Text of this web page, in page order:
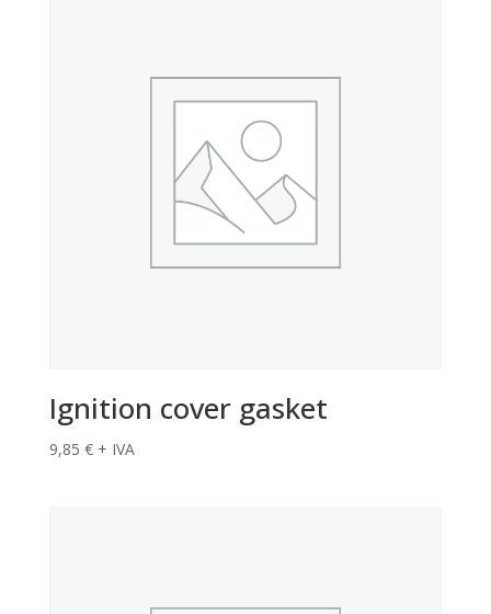
Ignition cover gasket
9,85 € + IVA